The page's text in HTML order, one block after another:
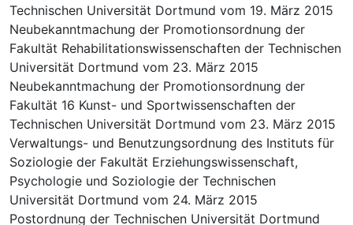
Technischen Universität Dortmund vom 19. März 2015
Neubekanntmachung der Promotionsordnung der
Fakultät Rehabilitationswissenschaften der Technischen
Universität Dortmund vom 23. März 2015
Neubekanntmachung der Promotionsordnung der
Fakultät 16 Kunst- und Sportwissenschaften der
Technischen Universität Dortmund vom 23. März 2015
Verwaltungs- und Benutzungsordnung des Instituts für
Soziologie der Fakultät Erziehungswissenschaft,
Psychologie und Soziologie der Technischen
Universität Dortmund vom 24. März 2015
Postordnung der Technischen Universität Dortmund